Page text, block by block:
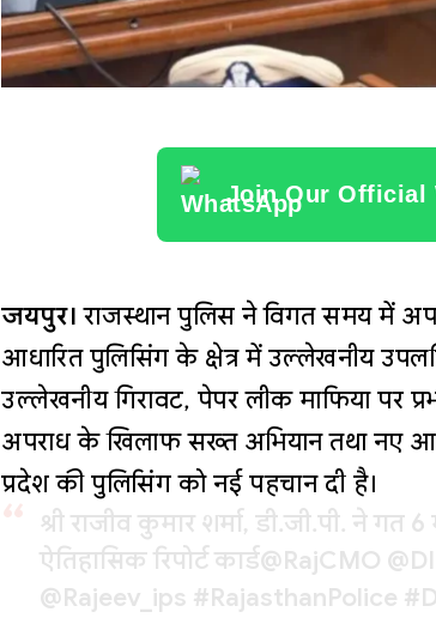
Join Our Official
जयपुर। राजस्थान पुलिस ने विगत समय में
आधारित पुलिसिंग के क्षेत्र में उल्लेखनीय
उल्लेखनीय गिरावट, पेपर लीक माफिया पर
अपराध के खिलाफ सख्त अभियान तथा नए
प्रदेश की पुलिसिंग को नई पहचान दी है।
श्री राजीव कुमार शर्मा, डी.जी.पी. ने
ऐतिहासिक रिपोर्ट कार्ड@RajCMO
@Rajeev_ips #RajasthanPolice